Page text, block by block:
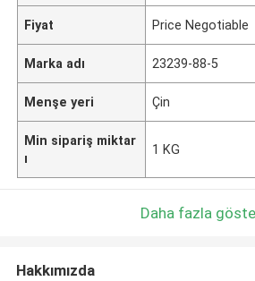
Fiyat Price Negotiable
Marka adı 23239-88-5
Menşe yeri Çin
Min sipariş miktar
ı
1 KG
Daha fazla
Hakkımızda